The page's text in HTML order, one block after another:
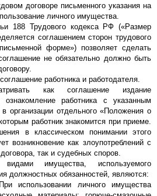
договоре письменного указания на
личного имущества.
188 Трудового кодекса РФ («Размер
соглашением сторон трудового
форме») позволяет сделать
не обязательно должно быть
работника и работодателя.
как соглашение издание
работника с указанным
организации отдельного «Положения о
работник знакомится при приеме.
в классическом понимании этого
возникновение как злоупотреблений с
так и судебных споров.
имущества, используемого
должностных обязанностей, являются:
использовании личного имущества